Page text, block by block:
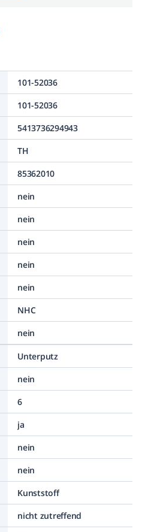
101-52036
101-52036
5413736294943
TH
85362010
nein
nein
nein
nein
nein
NHC
nein
Unterputz
nein
6
ja
nein
nein
Kunststoff
nicht zutreffend